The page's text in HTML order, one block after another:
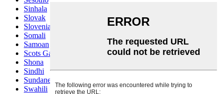
Sinhala
Slovak
Slovenian
Somali
Samoan
Scots Gaelic
Shona
Sindhi
Sundanese
Swahili